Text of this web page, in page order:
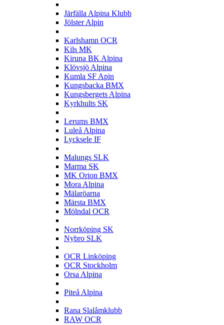
Järfälla Alpina Klubb
Jölster Alpin
Karlshamn OCR
Kils MK
Kiruna BK Alpina
Klövsjö Alpina
Kumla SF Apin
Kungsbacka BMX
Kungsbergets Alpina
Kyrkhults SK
Lerums BMX
Luleå Alpina
Lycksele IF
Malungs SLK
Marma SK
MK Orion BMX
Mora Alpina
Mälaröarna
Märsta BMX
Mölndal OCR
Norrköping SK
Nybro SLK
OCR Linköping
OCR Stockholm
Orsa Alpina
Piteå Alpina
Rana Slalåmklubb
RAW OCR